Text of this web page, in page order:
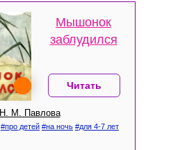
Мышонок
заблудился
Н. М. Павлова
Читать
#про детей #на ночь #для 4-7 лет